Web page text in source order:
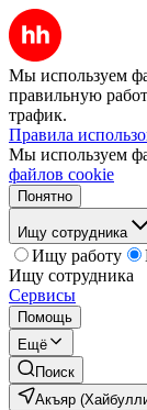
Мы используем
правильную
трафик.
Правила
Мы используем
файлов cookie
Понятно
Ищу сотрудника
Ищу работу
Ищу сотрудника
Сервисы
Помощь
Ещё
Поиск
Акъяр